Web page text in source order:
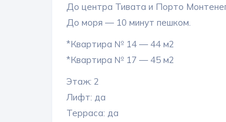
До центра Тивата и Порто
До моря — 10 минут пешком.
*Квартира № 14 — 44 м2
*Квартира № 17 — 45 м2
Этаж: 2
Лифт: да
Терраса: да